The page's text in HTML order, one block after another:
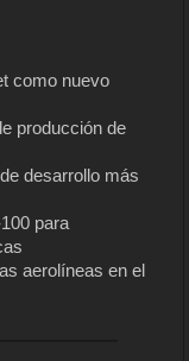
como nuevo
producción de
desarrollo más
para
aerolíneas en el